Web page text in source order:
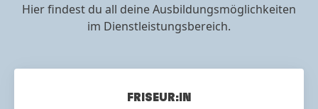
Hier findest du all deine Ausbildungsmöglichkeiten
im Dienstleistungsbereich.
FRISEUR:IN